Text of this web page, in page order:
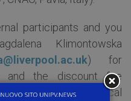
participants and you
Klimontowska
) for
and the discount fee
students/local